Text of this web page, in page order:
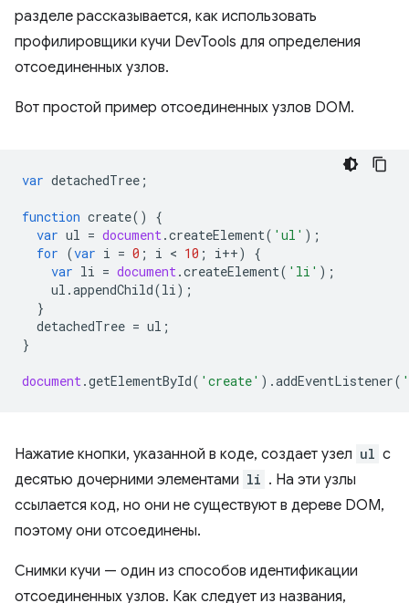
разделе рассказывается, как использовать
профилировщики кучи DevTools для определения
отсоединенных узлов.
Вот простой пример отсоединенных узлов DOM.
var detachedTree ;
function create()
{
var ul = document .createElement( 'ul' );
for (var i = 0 ; i < 10 ; i++)
{
var li = document .createElement( 'li' );
ul .appendChild(li );
}
detachedTree = ul ;
}
document .getElementById( 'create' ).addEventListener(
Нажатие кнопки, указанной в коде, создает узел ul с
десятью дочерними элементами li . На эти узлы
ссылается код, но они не существуют в дереве DOM,
поэтому они отсоединены.
Снимки кучи — один из способов идентификации
отсоединенных узлов. Как следует из названия,